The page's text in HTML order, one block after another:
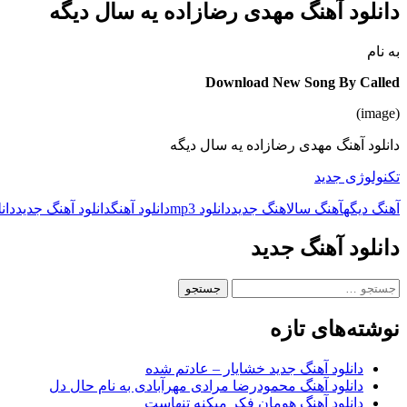
دانلود آهنگ مهدی رضازاده یه سال دیگه
به نام
Download New Song By Called
(image)
دانلود آهنگ مهدی رضازاده یه سال دیگه
تکنولوژی جدید
آهنگ دیگهآهنگ سالاهنگ جدیددانلود mp3 دانلود آهنگدانلود آهنگ جدید
دانلود آهنگ جدید
جستجو
نوشته‌های تازه
دانلود آهنگ جدید خشایار – عادتم شده
دانلود آهنگ محمودرضا مرادی مهرآبادی به نام حال دل
دانلود آهنگ هومان فکر میکنه تنهاست